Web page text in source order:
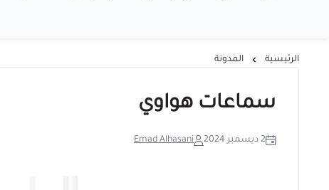
الرئيسية المدونة
سماعات هواوي
2 ديسمبر 2024 Emad Alhasani